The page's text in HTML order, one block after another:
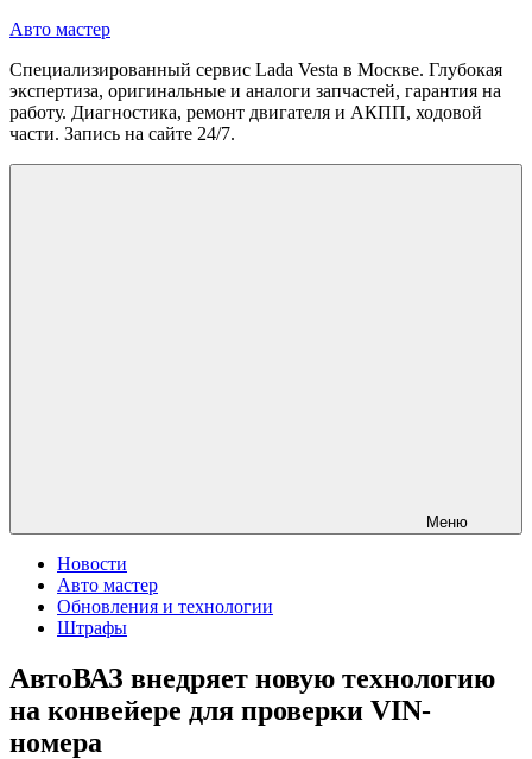
Перейти
содержимому
Авто мастер
Специализированный сервис Lada Vesta в Москве. Глубокая
экспертиза, оригинальные и аналоги запчастей, гарантия на
работу. Диагностика, ремонт двигателя и АКПП, ходовой
части. Запись на сайте 24/7.
Меню
Новости
Авто мастер
Обновления и технологии
Штрафы
АвтоВАЗ внедряет новую технологию
на конвейере для проверки VIN-
номера